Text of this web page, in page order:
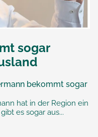
sogar
bekommt sogar
hat in der Region ein
es sogar aus...